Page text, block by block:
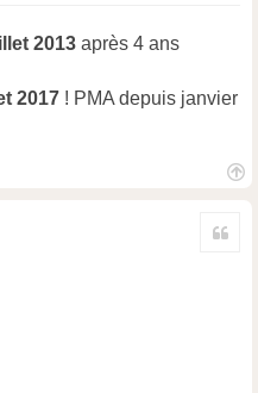
2013 après 4 ans
2017 ! PMA depuis janvier